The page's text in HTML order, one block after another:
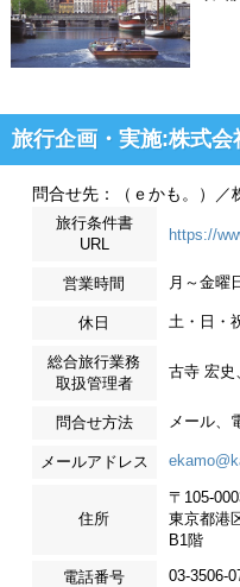
旅行企画・実施:株式会
問合せ先：（ｅかも。）／
旅行条件書
URL
https://
営業時間 月～金曜
休日 土・日・
総合旅行業務
取扱管理者
古寺 宏史
問合せ方法 メール、
メールアドレス
住所
〒105-
東京都港
B1階
電話番号 03-3506-